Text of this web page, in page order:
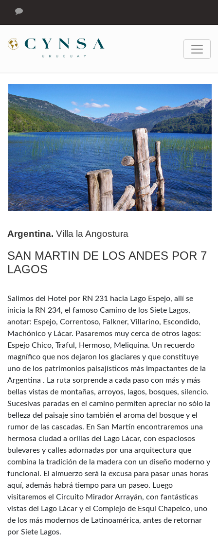
Argentina. Villa la Angostura
SAN MARTIN DE LOS ANDES POR 7
LAGOS
Salimos del Hotel por RN 231 hacia Lago Espejo, allí se
inicia la RN 234, el famoso Camino de los Siete Lagos,
anotar: Espejo, Correntoso, Falkner, Villarino, Escondido,
Machónico y Lácar. Pasaremos muy cerca de otros lagos:
Espejo Chico, Traful, Hermoso, Meliquina. Un recuerdo
magnífico que nos dejaron los glaciares y que constituye
uno de los patrimonios paisajísticos más impactantes de la
Argentina . La ruta sorprende a cada paso con más y más
bellas vistas de montañas, arroyos, lagos, bosques, silencio.
Sucesivas paradas en el camino permiten apreciar no sólo la
belleza del paisaje sino también el aroma del bosque y el
rumor de las cascadas. En San Martín encontraremos una
hermosa ciudad a orillas del Lago Lácar, con espaciosos
bulevares y calles adornadas por una arquitectura que
combina la tradición de la madera con un diseño moderno y
funcional. El almuerzo será la excusa para pasar unas horas
aquí, además habrá tiempo para un paseo. Luego
visitaremos el Circuito Mirador Arrayán, con fantásticas
vistas del Lago Lácar y el Complejo de Esquí Chapelco, uno
de los más modernos de Latinoamérica, antes de retornar
por Siete Lagos.